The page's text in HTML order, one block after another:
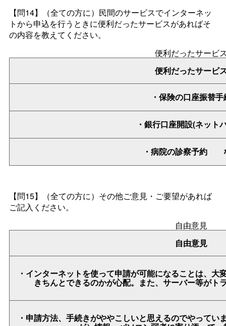
【問14】
（全ての方に）民間のサービスでインターネッ
トから申込を行うときに便利だったサービスがあればそ
の内容を教えてください。
便利だったサービ
便利だったサービ
・保険の口座振替
・銀行口座開設(ネット
・病院の診察予約
【問15】
（全ての方に）その他ご意見・ご要望があれば
ご記入ください。
自由意見
自由意見
・インターネットを使って申請が可能になることは、
きちんとできるのかが心配。また、サーバー等がト
・申請方法、手続きがややこしいと思えるのでやって